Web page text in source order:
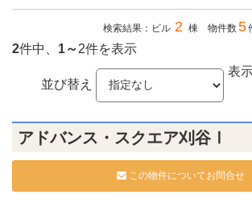
検索結果：ビル 2 棟 物件数5
2件中、 1～2件を表示
表
並び替え
アドバンス・スクエア刈谷Ⅰ
この物件についてお問合せ